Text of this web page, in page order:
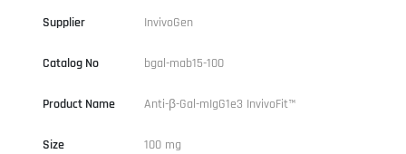
Supplier InvivoGen
Catalog No bgal-mab15-100
Product Name Anti-β-Gal-mIgG1e3 InvivoFit™
Size 100 mg